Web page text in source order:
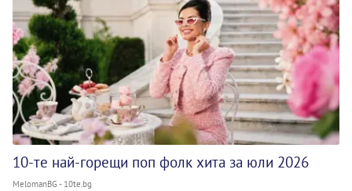
10-те най-горещи поп фолк хита за юли 2026
MelomanBG - 10te.bg